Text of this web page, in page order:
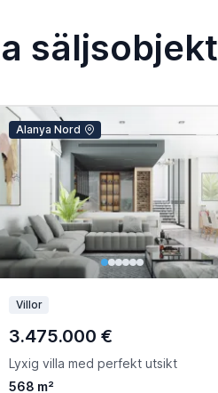
säljsobjekt
Alanya Nord
Villor
3.475.000 €
Lyxig villa med perfekt utsikt
568 m²